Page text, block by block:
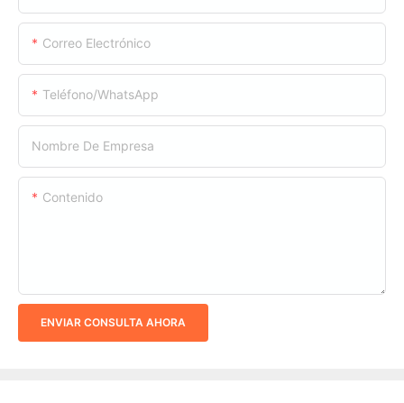
Correo Electrónico
Teléfono/WhatsApp
Nombre De Empresa
Contenido
ENVIAR CONSULTA AHORA